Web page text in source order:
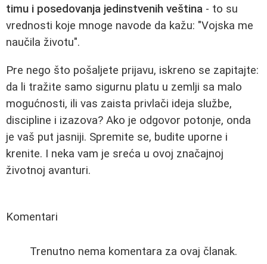
timu i posedovanja jedinstvenih veština - to su
vrednosti koje mnoge navode da kažu: "Vojska me
naučila životu".
Pre nego što pošaljete prijavu, iskreno se zapitajte:
da li tražite samo sigurnu platu u zemlji sa malo
mogućnosti, ili vas zaista privlači ideja službe,
discipline i izazova? Ako je odgovor potonje, onda
je vaš put jasniji. Spremite se, budite uporne i
krenite. I neka vam je sreća u ovoj značajnoj
životnoj avanturi.
Komentari
Trenutno nema komentara za ovaj članak.